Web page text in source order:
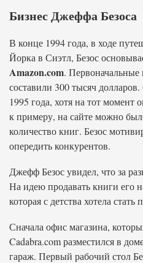
Бизнес Джеффа Безоса
В конце 1994 года, в ходе
Йорка в Сиэтл, Безос
Amazon.com.
составили 300 тысяч
1995 года, хотя на тот момент
к примеру, на сайте можно
количество книг. Безос
опередить конкурентов.
Джефф Безос увидел, что за
На идею продавать книги его
которая с детства хотела стать
Сначала офис магазина,
Cadabra.com разместился в
гараж. Первый рабочий стол